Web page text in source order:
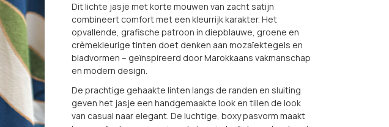
Dit lichte jasje met korte mouwen van zacht satijn
combineert comfort met een kleurrijk karakter. Het
opvallende, grafische patroon in diepblauwe, groene en
crèmekleurige tinten doet denken aan mozaïektegels en
bladvormen – geïnspireerd door Marokkaans vakmanschap
en modern design.
De prachtige gehaakte linten langs de randen en sluiting
geven het jasje een handgemaakte look en tillen de look
van casual naar elegant. De luchtige, boxy pasvorm maakt